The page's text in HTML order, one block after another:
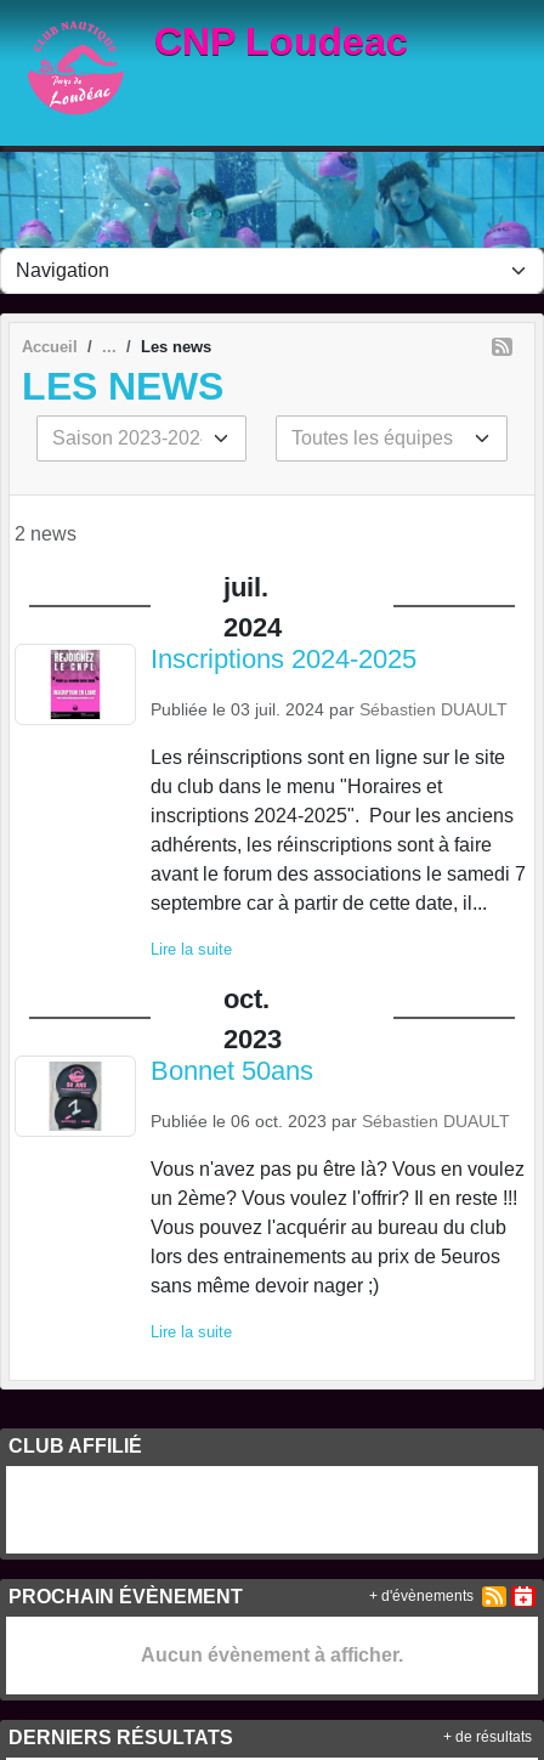
CNP Loudeac
Accueil Les news
LES NEWS
2 news
juil.
2024
Inscriptions 2024-2025
Publiée le 03 juil. 2024 par Sébastien DUAULT
Les réinscriptions sont en ligne sur le site
du club dans le menu "Horaires et
inscriptions 2024-2025". Pour les anciens
adhérents, les réinscriptions sont à faire
avant le forum des associations le samedi 7
septembre car à partir de cette date, il...
Lire la suite
oct.
2023
Bonnet 50ans
Publiée le 06 oct. 2023 par Sébastien DUAULT
Vous n'avez pas pu être là? Vous en voulez
un 2ème? Vous voulez l'offrir? Il en reste !!!
Vous pouvez l'acquérir au bureau du club
lors des entrainements au prix de 5euros
sans même devoir nager ;)
Lire la suite
CLUB AFFILIÉ
PROCHAIN ÉVÈNEMENT
Aucun évènement à afficher.
+ d'évènements
DERNIERS RÉSULTATS + de résultats